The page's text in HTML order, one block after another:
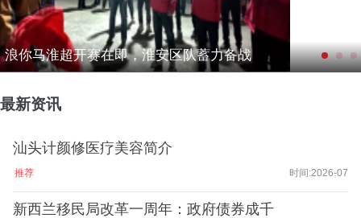
浪你马淮超开赛在即，淮安区队蓄力备战
最新资讯
汕头计颜修医疗美容简介
推荐 时间:2026-07
新西兰移民局改革一周年：政府债券成千